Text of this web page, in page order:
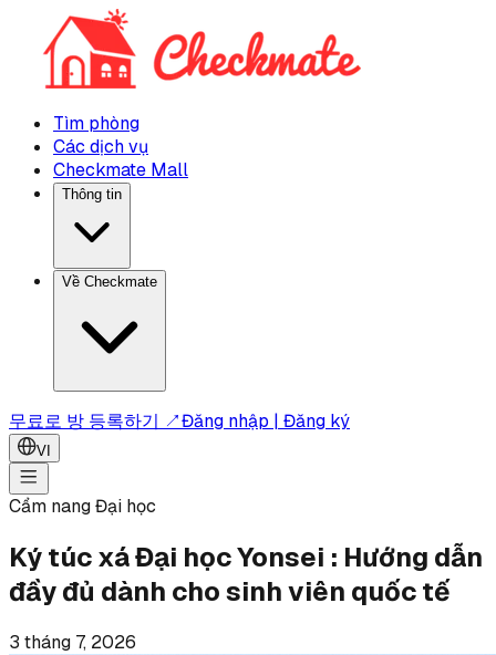
Tìm phòng
Các dịch vụ
Checkmate Mall
Thông tin
Về Checkmate
무료로 방 등록하기 ↗Đăng nhập | Đăng ký
VI
Cẩm nang Đại học
Ký túc xá Đại học Yonsei : Hướng dẫn
đầy đủ dành cho sinh viên quốc tế
3 tháng 7, 2026